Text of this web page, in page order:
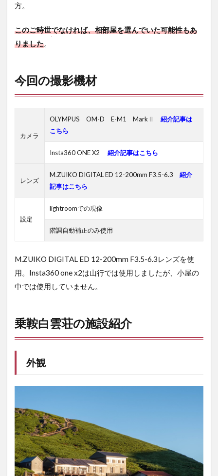
方。
このご時世でなければ、相部屋を選んでいた可能性もあ
りました。
今回の撮影機材
カメラ
OLYMPUS OM-D E-M1 MarkⅡ 紹介記事は
こちら
Insta360 ONE X2 紹介記事はこちら
レンズ
M.ZUIKO DIGITAL ED 12-200mm F3.5-6.3 紹介
記事はこちら
設定
lightroomでの現像
階調自動補正のみ使用
M.ZUIKO DIGITAL ED 12-200mm F3.5-6.3レンズを使
用。Insta360 one x2は山行では使用しましたが、小屋の
中では使用していません。
乗鞍白雲荘の施設紹介
外観